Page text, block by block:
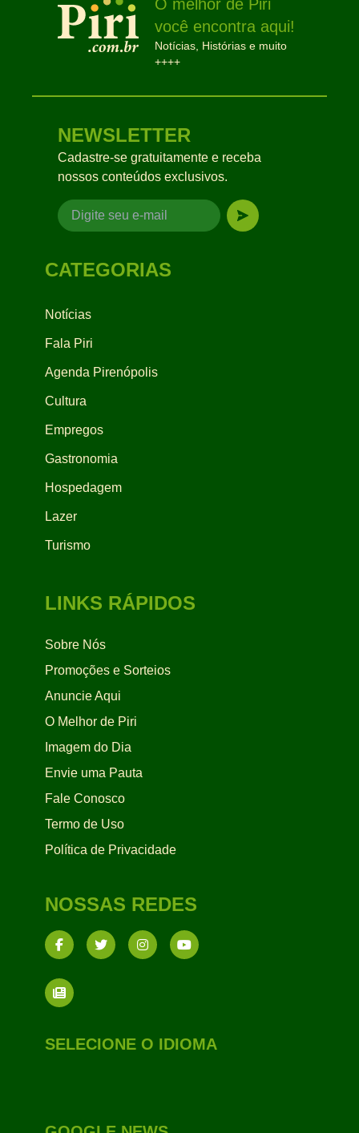
O melhor de Piri
você encontra aqui!
Notícias, Histórias e muito
++++
NEWSLETTER
Cadastre-se gratuitamente e receba
nossos conteúdos exclusivos.
CATEGORIAS
Notícias
Fala Piri
Agenda Pirenópolis
Cultura
Empregos
Gastronomia
Hospedagem
Lazer
Turismo
LINKS RÁPIDOS
Sobre Nós
Promoções e Sorteios
Anuncie Aqui
O Melhor de Piri
Imagem do Dia
Envie uma Pauta
Fale Conosco
Termo de Uso
Política de Privacidade
NOSSAS REDES
SELECIONE O IDIOMA